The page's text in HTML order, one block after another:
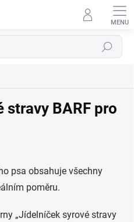
Hledat
BARF pro
psa obsahuje všechny
poměru.
„Jídelníček syrové stravy